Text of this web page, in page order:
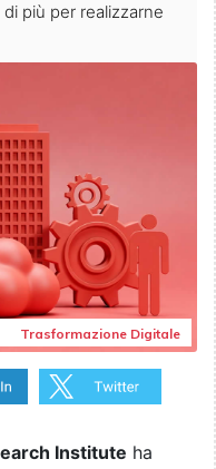
più per realizzarne
Trasformazione Digitale
Institute ha